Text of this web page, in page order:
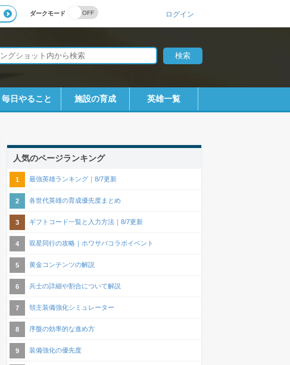
ダークモード ログイン
毎日やること 施設の育成 英雄一覧
人気のページランキング
最強英雄ランキング｜8/7更新
各世代英雄の育成優先度まとめ
ギフトコード一覧と入力方法｜8/7更新
双星同行の攻略｜ホワサバコラボイベント
黄金コンテンツの解説
兵士の詳細や割合について解説
領主装備強化シミュレーター
序盤の効率的な進め方
装備強化の優先度